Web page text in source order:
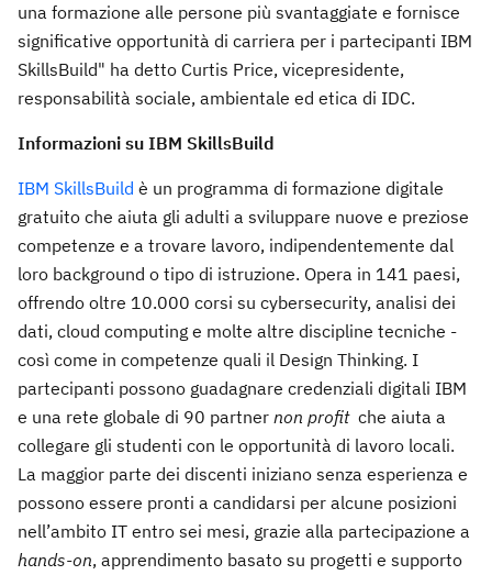
una formazione alle persone più svantaggiate e fornisce
significative opportunità di carriera per i partecipanti IBM
SkillsBuild" ha detto Curtis Price, vicepresidente,
responsabilità sociale, ambientale ed etica di IDC.
Informazioni su IBM SkillsBuild
IBM SkillsBuild è un programma di formazione digitale
gratuito che aiuta gli adulti a sviluppare nuove e preziose
competenze e a trovare lavoro, indipendentemente dal
loro background o tipo di istruzione. Opera in 141 paesi,
offrendo oltre 10.000 corsi su cybersecurity, analisi dei
dati, cloud computing e molte altre discipline tecniche -
così come in competenze quali il Design Thinking. I
partecipanti possono guadagnare credenziali digitali IBM
e una rete globale di 90 partner non profitche aiuta a
collegare gli studenti con le opportunità di lavoro locali.
La maggior parte dei discenti iniziano senza esperienza e
possono essere pronti a candidarsi per alcune posizioni
nell’ambito IT entro sei mesi, grazie alla partecipazione a
hands-on, apprendimento basato su progetti e supporto